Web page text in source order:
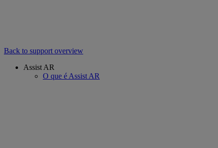
Back to support overview
Assist AR
O que é Assist AR